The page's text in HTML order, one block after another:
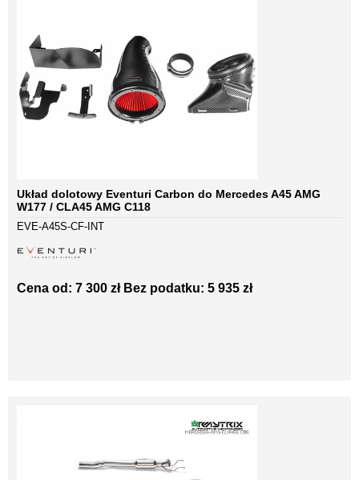
Układ dolotowy Eventuri Carbon do Mercedes A45 AMG
W177 / CLA45 AMG C118
EVE-A45S-CF-INT
Cena od: 7 300 zł Bez podatku: 5 935 zł